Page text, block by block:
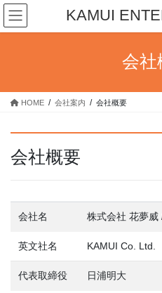
コ
ン
テ
ス
ナ
ビ
ゲ
ン
KAMUI
会社
HOME 会社案内 会社概要
会社概要
会社名 株式会社 花夢威
英文社名 KAMUI Co. Ltd.
代表取締役 日浦明大